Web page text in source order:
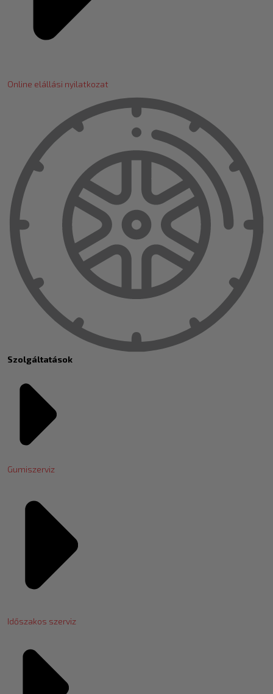
Online elállási nyilatkozat
Szolgáltatások
Gumiszerviz
Időszakos szerviz